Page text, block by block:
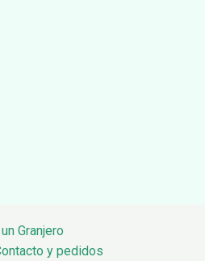
Granjero
y pedidos